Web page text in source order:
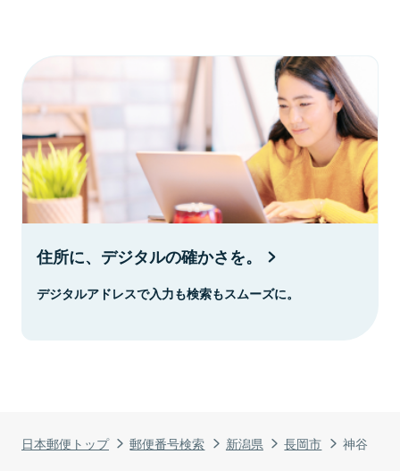
日本郵便トップ 郵便番号検索 新潟県 長岡市 神谷
住所に、デジタルの確かさを。
デジタルアドレスで入力も検索もスムーズに。